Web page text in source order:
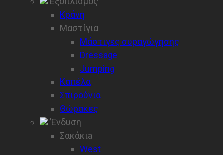
Κράνη
Μαστίγια
Μάστιγες συραγώγησης
Dressage
Jumping
Καπέλα
Σπιρούνια
Θώρακες
’Ενδυση
Σακάκιa
West